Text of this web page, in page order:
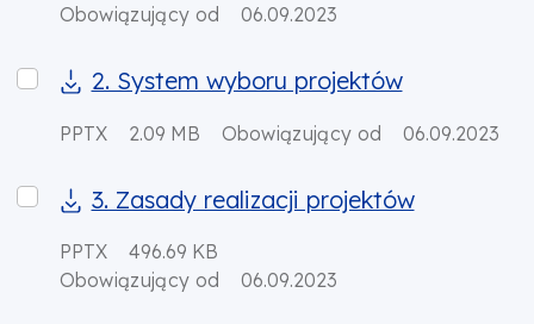
Obowiązujący od
06.09.2023
2. System wyboru projektów
2. System wyboru projektów
PPTX 2.09 MB Obowiązujący od 06.09.2023
3. Zasady realizacji projektów
3. Zasady realizacji projektów
PPTX
496.69 KB
Obowiązujący od
06.09.2023